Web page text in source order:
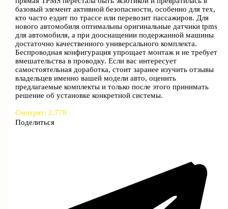
базовый элемент активной безопасности, особенно для тех,
кто часто ездит по трассе или перевозит пассажиров. Для
нового автомобиля оптимальны оригинальные датчики tpms
для автомобиля, а при дооснащении подержанной машины
достаточно качественного универсального комплекта.
Беспроводная конфигурация упрощает монтаж и не требует
вмешательства в проводку. Если вас интересует
самостоятельная доработка, стоит заранее изучить отзывы
владельцев именно вашей модели авто, оценить
предлагаемые комплекты и только после этого принимать
решение об установке конкретной системы.
Смотрят: 2,778
Поделиться